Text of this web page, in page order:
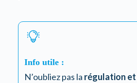
Info utile :
N’oubliez pas la régulation et